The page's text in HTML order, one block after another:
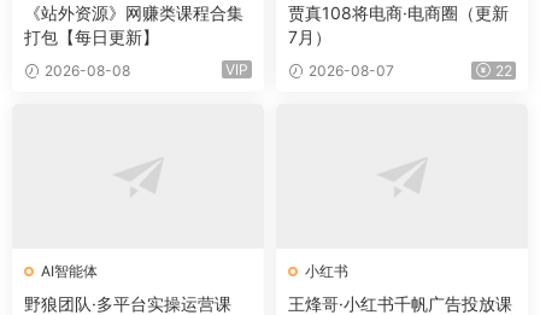
《站外资源》网赚类课程合集
打包【每日更新】
2026-08-08 VIP
贾真108将电商·电商圈（更新
7月）
2026-08-07 22
AI智能体
野狼团队·多平台实操运营课
小红书
王烽哥·小红书千帆广告投放课